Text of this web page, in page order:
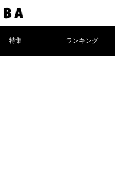
特集 ランキング